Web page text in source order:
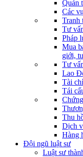
Quản
Các
Tranh
Tư
Pháp
Mua
giới,
Tư
Lao
Tài
Tái
Thu
Dịch
Hàng
Đội ngũ luật sư
Luật sư